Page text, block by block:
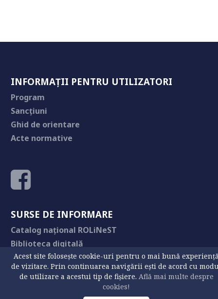
INFORMAȚII PENTRU UTILIZATORI
Program
Sancțiuni
Ghid de orientare
Acte normative
SURSE DE INFORMARE
Catalog național ROLiNeST
Biblioteca digitală
Buletin USV
Editura Humanitas
Acest site folosește cookie-uri pentru o mai bună
de vizitare. Prin continuarea navigării ești de acord cu
de utilizare a acestui tip de fișiere. Află mai multe despre
cookies!